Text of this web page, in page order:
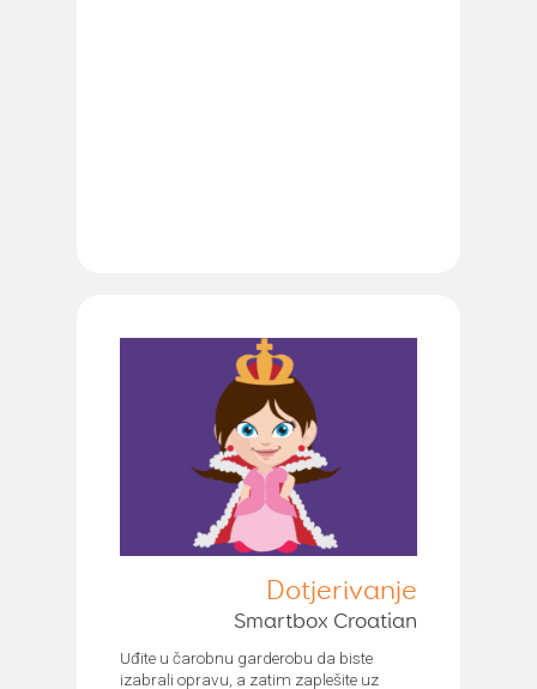
Dotjerivanje
Smartbox Croatian
Uđite u čarobnu garderobu da biste
izabrali opravu, a zatim zaplešite uz